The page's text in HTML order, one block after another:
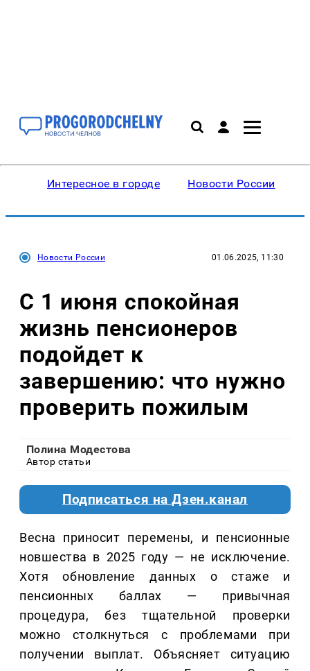
Интересное в городе Новости России
Новости России 01.06.2025, 11:30
С 1 июня спокойная
жизнь пенсионеров
подойдет к
завершению: что нужно
проверить пожилым
Полина Модестова
Автор статьи
Подписаться на Дзен.канал
Весна приносит перемены, и пенсионные
новшества в 2025 году — не исключение.
Хотя обновление данных о стаже и
пенсионных баллах — привычная
процедура, без тщательной проверки
можно столкнуться с проблемами при
получении выплат. Объясняет ситуацию